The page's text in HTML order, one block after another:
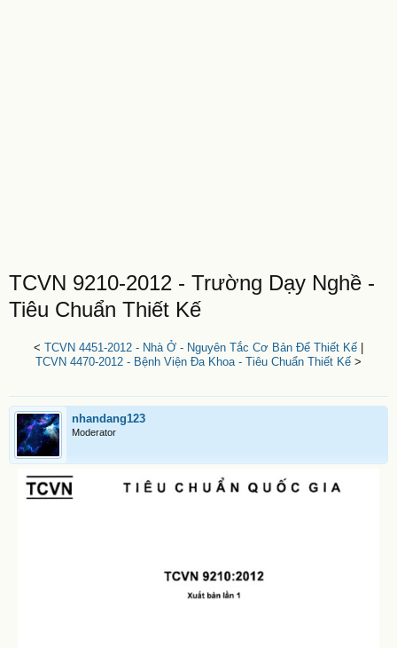
TCVN 9210-2012 - Trường Dạy Nghề -
Tiêu Chuẩn Thiết Kế
< TCVN 4451-2012 - Nhà Ở - Nguyên Tắc Cơ Bản Để Thiết Kế
TCVN 4470-2012 - Bệnh Viện Đa Khoa - Tiêu Chuẩn Thiết Kế >
nhandang123
Moderator